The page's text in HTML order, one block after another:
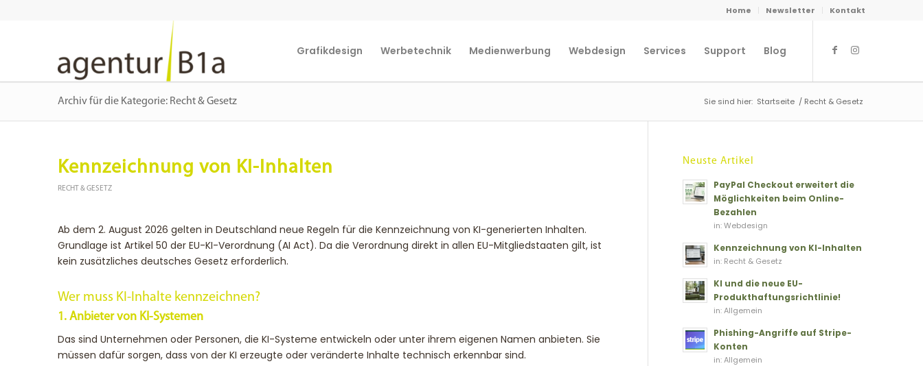
Home Newsletter Kontakt
Grafikdesign Werbetechnik Medienwerbung Webdesign Services Support Blog
Archiv für die Kategorie: Recht & Gesetz Sie sind hier: Startseite / Recht & Gesetz
Kennzeichnung von KI-Inhalten
RECHT & GESETZ
Ab dem 2. August 2026 gelten in Deutschland neue Regeln für die Kennzeichnung von KI-generierten Inhalten.
Grundlage ist Artikel 50 der EU-KI-Verordnung (AI Act). Da die Verordnung direkt in allen EU-Mitgliedstaaten gilt, ist
kein zusätzliches deutsches Gesetz erforderlich.
Wer muss KI-Inhalte kennzeichnen?
1. Anbieter von KI-Systemen
Das sind Unternehmen oder Personen, die KI-Systeme entwickeln oder unter ihrem eigenen Namen anbieten. Sie
müssen dafür sorgen, dass von der KI erzeugte oder veränderte Inhalte technisch erkennbar sind.
Neuste Artikel
PayPal Checkout erweitert die
Möglichkeiten beim Online-
Bezahlen
in: Webdesign
Kennzeichnung von KI-Inhalten
in: Recht & Gesetz
KI und die neue EU-
Produkthaftungsrichtlinie!
in: Allgemein
Phishing-Angriffe auf Stripe-
Konten
in: Allgemein